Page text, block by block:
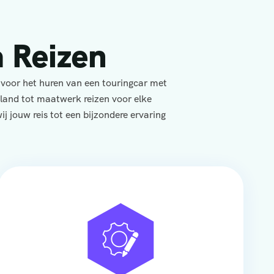
het huren van een touringcar met
tot maatwerk reizen voor elke
jouw reis tot een bijzondere ervaring